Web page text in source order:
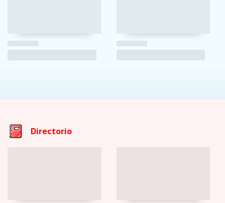
Directorio